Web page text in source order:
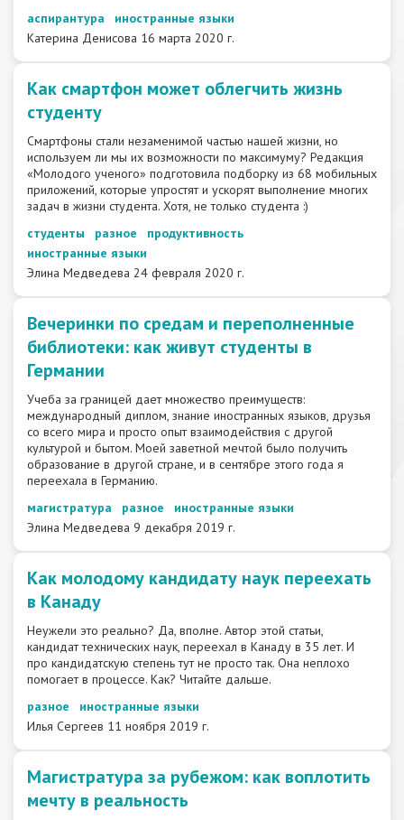
аспирантура
иностранные языки
Катерина Денисова 16 марта 2020 г.
​Как смартфон может облегчить жизнь
студенту
Смартфоны стали незаменимой частью нашей жизни, но
используем ли мы их возможности по максимуму? Редакция
«Молодого ученого» подготовила подборку из 68 мобильных
приложений, которые упростят и ускорят выполнение многих
задач в жизни студента. Хотя, не только студента :)
студенты
разное
продуктивность
иностранные языки
Элина Медведева 24 февраля 2020 г.
​Вечеринки по средам и переполненные
библиотеки: как живут студенты в
Германии
Учеба за границей дает множество преимуществ:
международный диплом, знание иностранных языков, друзья
со всего мира и просто опыт взаимодействия с другой
культурой и бытом. Моей заветной мечтой было получить
образование в другой стране, и в сентябре этого года я
переехала в Германию.
магистратура
разное
иностранные языки
Элина Медведева 9 декабря 2019 г.
​Как молодому кандидату наук переехать
в Канаду
Неужели это реально? Да, вполне. Автор этой статьи,
кандидат технических наук, переехал в Канаду в 35 лет. И
про кандидатскую степень тут не просто так. Она неплохо
помогает в процессе. Как? Читайте дальше.
разное
иностранные языки
Илья Сергеев 11 ноября 2019 г.
Магистратура за рубежом: как воплотить
мечту в реальность